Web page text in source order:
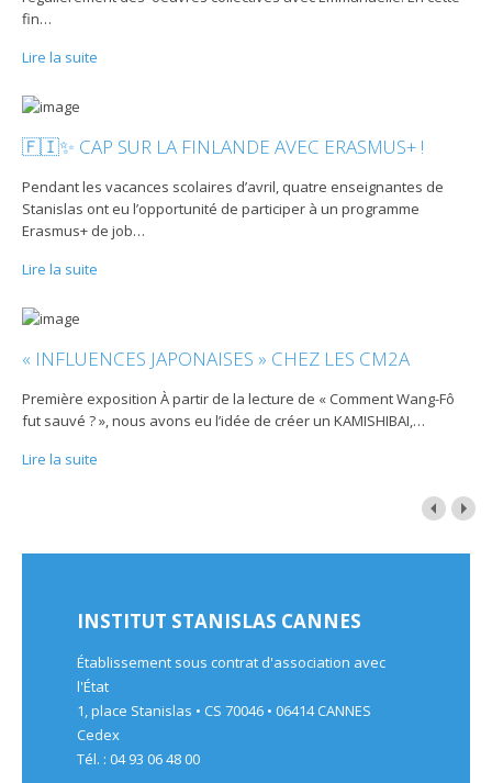
fin…
Lire la suite
🇫🇮✨ CAP SUR LA FINLANDE AVEC ERASMUS+ !
Pendant les vacances scolaires d’avril, quatre enseignantes de
Stanislas ont eu l’opportunité de participer à un programme
Erasmus+ de job…
Lire la suite
« INFLUENCES JAPONAISES » CHEZ LES CM2A
Première exposition À partir de la lecture de « Comment Wang-Fô
fut sauvé ? », nous avons eu l’idée de créer un KAMISHIBAI,…
Lire la suite
INSTITUT STANISLAS CANNES
Établissement sous contrat d'association avec
l'État
1, place Stanislas • CS 70046 • 06414 CANNES
Cedex
Tél. : 04 93 06 48 00